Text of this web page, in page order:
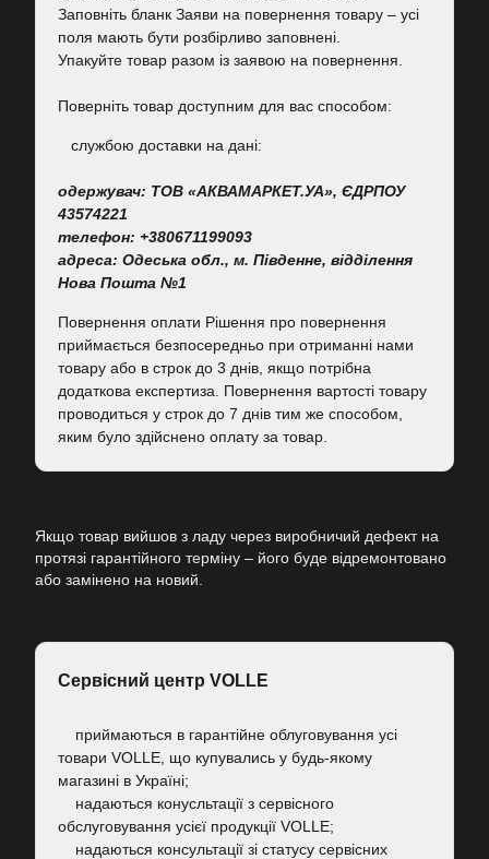
Заповніть бланк Заяви на повернення товару – усі
поля мають бути розбірливо заповнені.
Упакуйте товар разом із заявою на повернення.
Поверніть товар доступним для вас способом:
cлужбою доставки на дані:
одержувач: ТОВ «АКВАМАРКЕТ.УА», ЄДРПОУ
43574221
телефон: +380671199093
адреса: Одеська обл., м. Південне, відділення
Нова Пошта №1
Повернення оплати Рішення про повернення
приймається безпосередньо при отриманні нами
товару або в строк до 3 днів, якщо потрібна
додаткова експертиза. Повернення вартості товару
проводиться у строк до 7 днів тим же способом,
яким було здійснено оплату за товар.
Якщо товар вийшов з ладу через виробничий дефект на
протязі гарантійного терміну – його буде відремонтовано
або замінено на новий.
Сервісний центр VOLLE
приймаються в гарантійне облуговування усі
товари VOLLE, що купувались у будь-якому
магазині в Україні;
надаються конусльтації з сервісного
обслуговування усієї продукції VOLLE;
надаються консультації зі статусу сервісних